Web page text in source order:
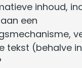
inhoud,
een
tekst (behalve